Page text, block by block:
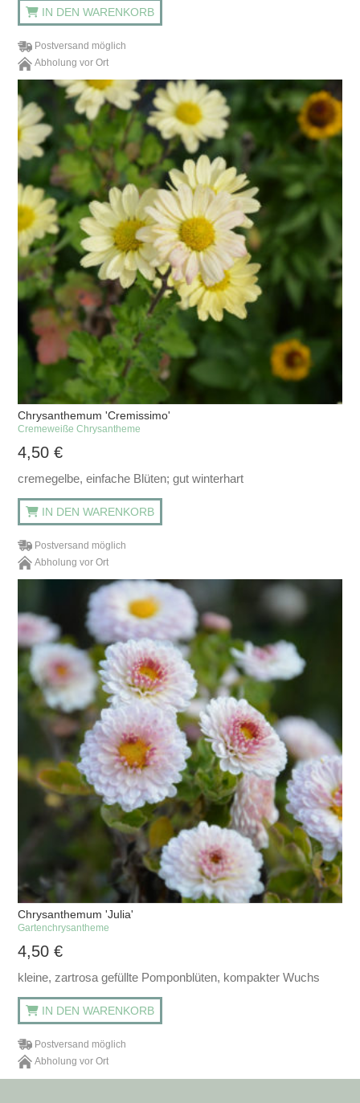
IN DEN WARENKORB
Postversand möglich
Abholung vor Ort
Chrysanthemum 'Cremissimo'
Cremeweiße Chrysantheme
4,50€
cremegelbe, einfache Blüten; gut winterhart
IN DEN WARENKORB
Postversand möglich
Abholung vor Ort
Chrysanthemum 'Julia'
Gartenchrysantheme
4,50€
kleine, zartrosa gefüllte Pomponblüten, kompakter Wuchs
IN DEN WARENKORB
Postversand möglich
Abholung vor Ort